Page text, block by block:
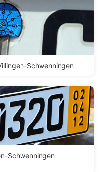
Schwenningen
Schwenningen